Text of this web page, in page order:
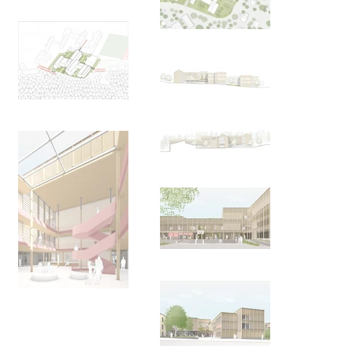
angelehnte Fassadengestaltung, beispielsweise durch
Lochfenster an den Längsseiten, wird der Bestand zitiert,
ohne ihn zu kopieren. Es entsteht ein kraftvolles
Ensemble mit präzisen ausgearbeiteten Fassaden und
Baukörpern, die hohes Identifikationspotenzial bieten.
Die in Ost-West-Richtung verlaufende Magistrale öffnet
sind zweibündig angelegt, mit breiten Aufenthalts-, Spiel
und Erschließungsfluren. Modulare Sitznischen und
Schrankzonen wechseln sich ab, wodurch Sichtbezüge in
die Klassenräume möglich werden. Ausweichräume
können zum Flur hin geöffnet und als Lerninseln genutzt
werden. Gleichzeitig dienen diese Räume während des 1.
und 3. Bauabschnitts als Fluchtweg über provisorische
Treppenhäuser.
Am Ende der Flure sind Lern- und Kommunikationsinseln
vorgesehen. Die Klassenzimmer verfügen über Fenster
Fensteröffnungen. Der Sonnenschutz wird durch
lichtlenkende Raffstoreanlagen gewährleistet, die für alle
Räume eine hohe Tageslichtqualität bieten.
Hochfrequentierte Verkehrsflächen werden durch-